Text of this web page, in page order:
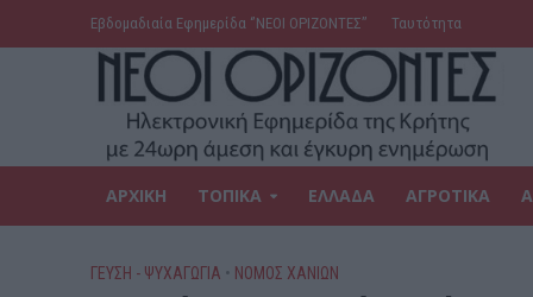
Εβδομαδιαία Εφημερίδα ‘’ΝΕΟΙ ΟΡΙΖΟΝΤΕΣ’’ Ταυτότητα
ΑΡΧΙΚΗ ΤΟΠΙΚΑ ΕΛΛΑΔΑ ΑΓΡΟΤΙΚΑ
ΓΕΎΣΗ - ΨΥΧΑΓΩΓΊΑ • ΝΟΜΌΣ ΧΑΝΊΩΝ